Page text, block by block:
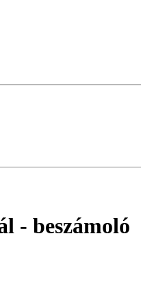
- beszámoló